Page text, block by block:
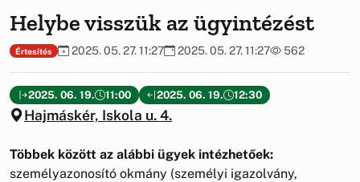
Helybe visszük az ügyintézést
Értesítés 2025. 05. 27. 11:27 2025. 05. 27. 11:27 562
2025. 06. 19. 11:00 2025. 06. 19. 12:30
Hajmáskér, Iskola u. 4.
Többek között az alábbi ügyek intézhetőek:
személyazonosító okmány (személyi igazolvány,